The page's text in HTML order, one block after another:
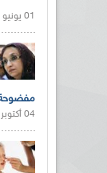
01 يونيو 2021 |
04 أكتوبر 2020 |